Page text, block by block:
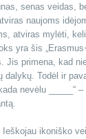
senas veidas,
naujoms
atviras mylėti,
yra šis
Jis primena, kad
dalykų. Todėl ir
nevėlu _____“
Ieškojau ikoniško